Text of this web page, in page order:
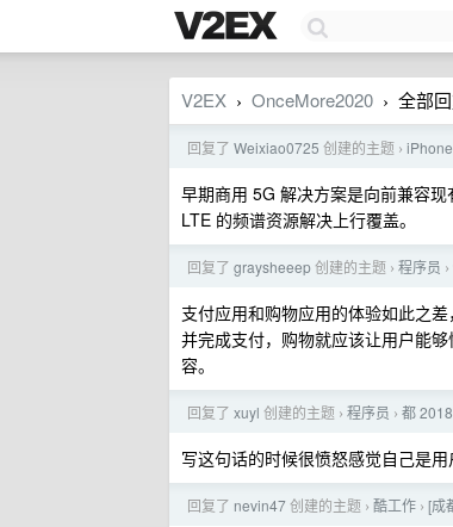
V2EX › OnceMore2020 › 全部
回复了 Weixiao0725 创建的主题 › iPhone
早期商用 5G 解决方案是向前兼容
LTE 的频谱资源解决上行覆盖。
回复了 graysheeep创建的主题 › 程序员 ›
支付应用和购物应用的体验如此之
并完成支付，购物就应该让用户能
容。
回复了 xuyl 创建的主题 › 程序员 › 都
写这句话的时候很愤怒感觉自己是
回复了 nevin47创建的主题 › 酷工作 › [成